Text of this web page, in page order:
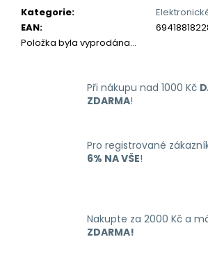
Kategorie:
EAN:
Položka byla vyprodána…
Při nákupu nad 1000 Kč
ZDARMA!
Pro registrované
6% NA VŠE!
Nakupte za 2000 Kč a
ZDARMA!
ELEKTRONICKÁ
CIGARETA
PASSION
FRUIT